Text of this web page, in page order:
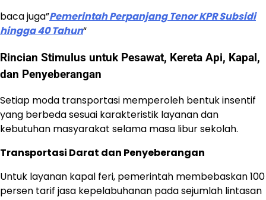
baca juga”Pemerintah Perpanjang Tenor KPR Subsidi
hingga 40 Tahun“
Rincian Stimulus untuk Pesawat, Kereta Api, Kapal,
dan Penyeberangan
Setiap moda transportasi memperoleh bentuk insentif
yang berbeda sesuai karakteristik layanan dan
kebutuhan masyarakat selama masa libur sekolah.
Transportasi Darat dan Penyeberangan
Untuk layanan kapal feri, pemerintah membebaskan 100
persen tarif jasa kepelabuhanan pada sejumlah lintasan